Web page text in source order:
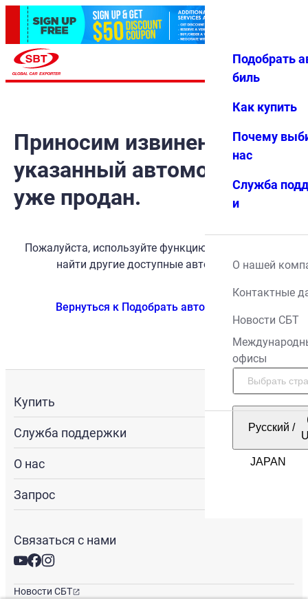
Избранн
Меню
Подобрать
биль
Как купить
Почему
нас
Служба
и
О нашей
Контактные
Новости СБТ
офисы
Русский /
Приносим извинения, но
указанный автомобиль
уже продан.
Пожалуйста, используйте функцию поиска, чтобы
найти другие доступные автомобили.
Вернуться к Подобрать автомобиль
Купить
Служба поддержки
О нас
Запрос
Связаться с нами
Новости СБТ